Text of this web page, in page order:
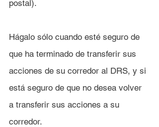
postal).
Hágalo sólo cuando esté seguro de
que ha terminado de transferir sus
acciones de su corredor al DRS, y si
está seguro de que no desea volver
a transferir sus acciones a su
corredor.